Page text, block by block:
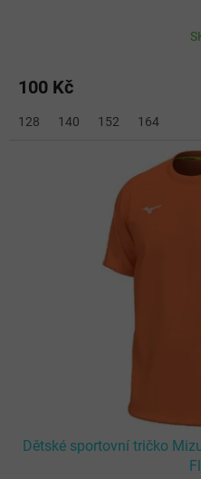
100 Kč
128 140 152 164
Dětské sportovní tričko